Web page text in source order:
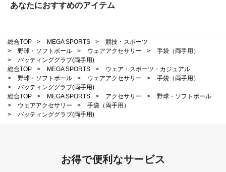
あなたにおすすめのアイテム
総合TOP > MEGA SPORTS >
競技・スポーツ
>
野球・ソフトボール > ウェアアクセサリー >
手袋（両手用）
>
バッティンググラブ(両手用)
総合TOP
> MEGA SPORTS >
ウェア・スポーツ・カジュアル
>
野球・ソフトボール > ウェアアクセサリー >
手袋（両手用）
>
バッティンググラブ(両手用)
総合TOP
> MEGA SPORTS > アクセサリー >
野球・ソフトボール
>
ウェアアクセサリー >
手袋（両手用）
>
バッティンググラブ(両手用)
お得で便利なサービス